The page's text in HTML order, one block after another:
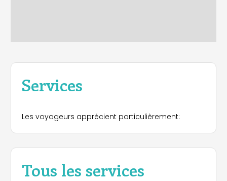
Services
Les voyageurs apprécient particulièrement:
Tous les services